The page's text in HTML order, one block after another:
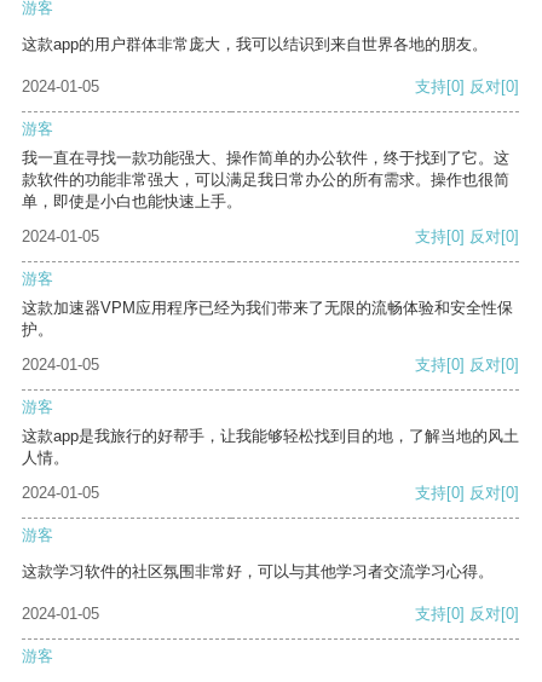
游客
这款app的用户群体非常庞大，我可以结识到来自世界各地的朋友。
2024-01-05 支持[0] 反对[0]
游客
我一直在寻找一款功能强大、操作简单的办公软件，终于找到了它。这
款软件的功能非常强大，可以满足我日常办公的所有需求。操作也很简
单，即使是小白也能快速上手。
2024-01-05
支持[0] 反对[0]
游客
这款加速器VPM应用程序已经为我们带来了无限的流畅体验和安全性保
护。
2024-01-05
支持[0] 反对[0]
游客
这款app是我旅行的好帮手，让我能够轻松找到目的地，了解当地的风土
人情。
2024-01-05
支持[0] 反对[0]
游客
这款学习软件的社区氛围非常好，可以与其他学习者交流学习心得。
2024-01-05 支持[0] 反对[0]
游客